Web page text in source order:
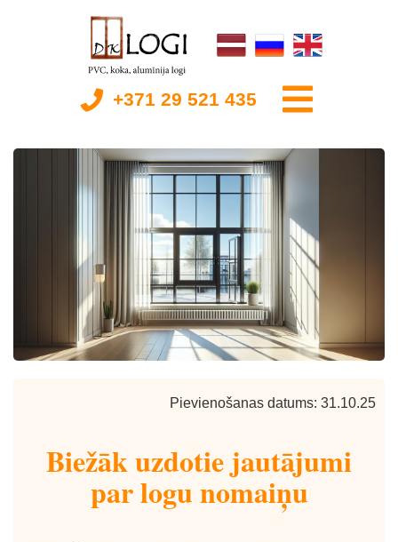
+371 29 521 435
Pievienošanas datums: 31.10.25
Biežāk uzdotie jautājumi
par logu nomaiņu